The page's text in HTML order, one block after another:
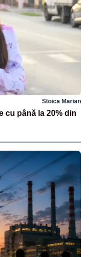
Stoica Marian
cu până la 20% din